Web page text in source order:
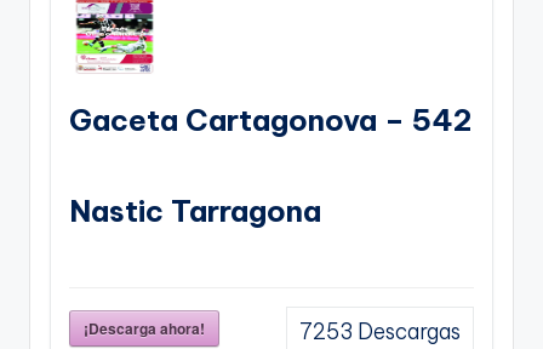
Gaceta Cartagonova – 542
Nastic Tarragona
¡Descarga ahora! 7253 Descargas